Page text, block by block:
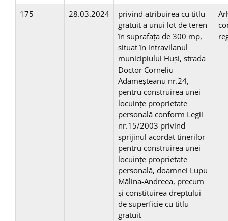
175 28.03.2024
privind atribuirea cu titlu
gratuit a unui lot de teren
în suprafaţa de 300 mp,
situat în intravilanul
municipiului Huşi, strada
Doctor Corneliu
Adameșteanu nr.24,
pentru construirea unei
locuinţe proprietate
personală conform Legii
nr.15/2003 privind
sprijinul acordat tinerilor
pentru construirea unei
locuinţe proprietate
personală, doamnei Lupu
Mălina-Andreea, precum
și constituirea dreptului
de superficie cu titlu
gratuit